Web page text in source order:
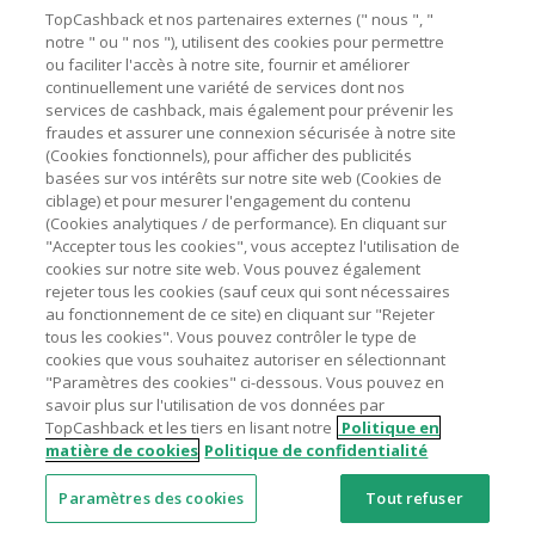
La validité et le montant du cashback sont calculés par les
marchands sur le montant hors TVA/taxes et hors frais de
livraison/d’emballage/de service.
L'utilisation de plugins tels que Honey, AdBlock, uBlock, Pi-
hole et VPN peut bloquer le suivi de votre commande.
Pour chaque nouvelle transaction, il faut revenir sur
TopCashback et cliquer sur le bouton rose de cashback
pour accéder au site marchand et faire votre achat.
Assurez-vous que le lien TopCashback est le dernier lien
utilisé pour visiter le site marchand avant de finaliser votre
achat.
Tout compte impliqué dans des commandes ou activités
frauduleuses pour manipuler le système de cashback sera
clôturé et leur cashback confisqué.
Astuces pour économiser
A propos de
Contactez-nous
Mentions légales
Nos sites UK US CN JP DE AU
TopCashback et nos partenaires externes (" nous ", "
notre " ou " nos "), utilisent des cookies pour permettre
ou faciliter l'accès à notre site, fournir et améliorer
continuellement une variété de services dont nos
services de cashback, mais également pour prévenir les
fraudes et assurer une connexion sécurisée à notre site
(Cookies fonctionnels), pour afficher des publicités
basées sur vos intérêts sur notre site web (Cookies de
ciblage) et pour mesurer l'engagement du contenu
(Cookies analytiques / de performance). En cliquant sur
"Accepter tous les cookies", vous acceptez l'utilisation de
cookies sur notre site web. Vous pouvez également
rejeter tous les cookies (sauf ceux qui sont nécessaires
au fonctionnement de ce site) en cliquant sur "Rejeter
tous les cookies". Vous pouvez contrôler le type de
cookies que vous souhaitez autoriser en sélectionnant
"Paramètres des cookies" ci-dessous. Vous pouvez en
savoir plus sur l'utilisation de vos données par
TopCashback et les tiers en lisant notre Politique en
matière de cookies Politique de confidentialité
Paramètres des cookies Tout refuser